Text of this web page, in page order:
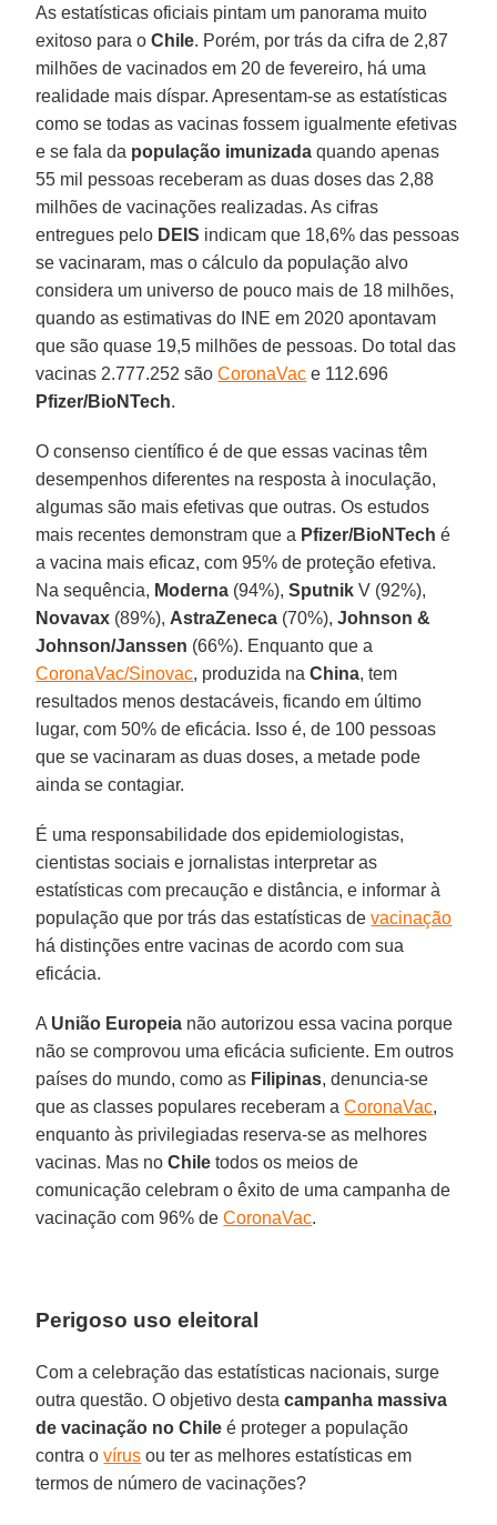
As estatísticas oficiais pintam um panorama muito
exitoso para oChile. Porém, por trás da cifra de 2,87
milhões de vacinados em 20 de fevereiro, há uma
realidade mais díspar. Apresentam-se as estatísticas
como se todas as vacinas fossem igualmente efetivas
e se fala da população imunizada quando apenas
55 mil pessoas receberam as duas doses das 2,88
milhões de vacinações realizadas. As cifras
entregues pelo DEIS indicam que 18,6% das pessoas
se vacinaram, mas o cálculo da população alvo
considera um universo de pouco mais de 18 milhões,
quando as estimativas do INE em 2020 apontavam
que são quase 19,5 milhões de pessoas. Do total das
vacinas 2.777.252 sãoCoronaVac e 112.696
Pfizer/BioNTech.
O consenso científico é de que essas vacinas têm
desempenhos diferentes na resposta à inoculação,
algumas são mais efetivas que outras. Os estudos
mais recentes demonstram que a Pfizer/BioNTech é
a vacina mais eficaz, com 95% de proteção efetiva.
Na sequência, Moderna (94%),Sputnik V (92%),
Novavax (89%), AstraZeneca (70%),Johnson &
Johnson/Janssen (66%). Enquanto que a
CoronaVac/Sinovac, produzida naChina, tem
resultados menos destacáveis, ficando em último
lugar, com 50% de eficácia. Isso é, de 100 pessoas
que se vacinaram as duas doses, a metade pode
ainda se contagiar.
É uma responsabilidade dos epidemiologistas,
cientistas sociais e jornalistas interpretar as
estatísticas com precaução e distância, e informar à
população que por trás das estatísticas devacinação
há distinções entre vacinas de acordo com sua
eficácia.
A União Europeia não autorizou essa vacina porque
não se comprovou uma eficácia suficiente. Em outros
países do mundo, como as Filipinas, denuncia-se
que as classes populares receberam aCoronaVac,
enquanto às privilegiadas reserva-se as melhores
vacinas. Mas noChile todos os meios de
comunicação celebram o êxito de uma campanha de
vacinação com 96% deCoronaVac.
Perigoso uso eleitoral
Com a celebração das estatísticas nacionais, surge
outra questão. O objetivo destacampanha massiva
de vacinação no Chile é proteger a população
contra ovírus ou ter as melhores estatísticas em
termos de número de vacinações?